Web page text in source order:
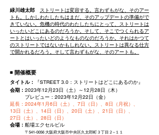
緑川雄太郎
ストリートは変容する。言わずもがな、そのアー
トも。しかしわたしたちはまだ、そのアップデートの準備がで
きていない。危機の時代のわたしたちにとって、ストリートは
いったいどこにあるのだろうか。そして、そこでつくられるア
ートとはいったいどのようなものなのだろうか。それはかつて
のストリートではないかもしれない。ストリートは異なる仕方
で開かれるだろう。そして言わずもがな、そのアートも。
◾️ 開催概要
タイトル：
『STREET 3.0：ストリートはどこにあるのか』
会期： 2023年12月23日（土）～12月28日（木）
プレビュー：2023年12月22日（金）
延長：2024年1月6日（土）、7日（日）、8日（月祝）、
13日（土）、14日（日）、20日（土）、21日（日）、
27日（土）、28日（日）
会場： 船場エクセルビル
〒541-0056 大阪府大阪市中央区久太郎町３丁目 ２−１１